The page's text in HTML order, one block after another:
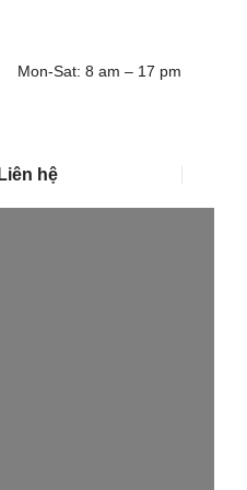
Mon-Sat: 8 am – 17 pm
Liên hệ